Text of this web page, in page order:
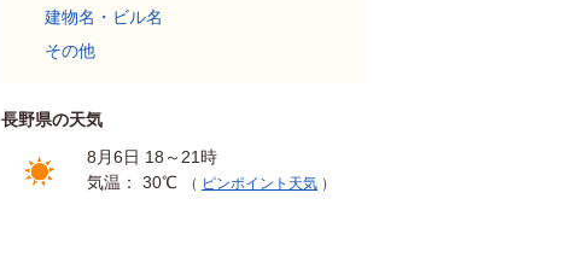
建物名・ビル名
その他
長野県の天気
8月6日 18～21時
気温： 30℃
（ ピンポイント天気 ）